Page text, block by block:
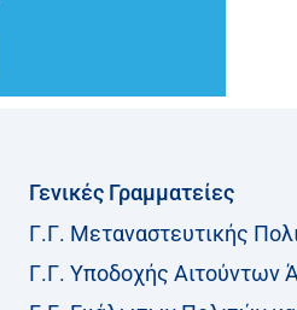
Γενικές Γραμματείες
Γ.Γ. Μεταναστευτικής
Γ.Γ. Υποδοχής Αιτούντων